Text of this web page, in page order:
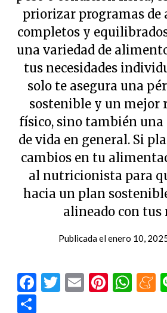
Publicada elenero 10,
Facebook
Twitter
Email